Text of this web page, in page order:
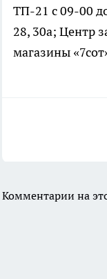
ТП-21 с 09-00
28, 30а; Центр
магазины
Комментарии на